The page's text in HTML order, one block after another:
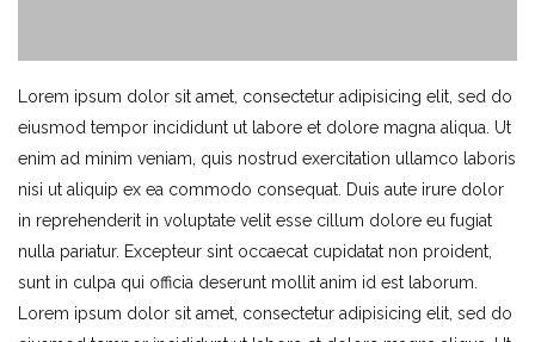
Lorem ipsum dolor sit amet, consectetur adipisicing elit, sed do
eiusmod tempor incididunt ut labore et dolore magna aliqua. Ut
enim ad minim veniam, quis nostrud exercitation ullamco laboris
nisi ut aliquip ex ea commodo consequat. Duis aute irure dolor
in reprehenderit in voluptate velit esse cillum dolore eu fugiat
nulla pariatur. Excepteur sint occaecat cupidatat non proident,
sunt in culpa qui officia deserunt mollit anim id est laborum.
Lorem ipsum dolor sit amet, consectetur adipisicing elit, sed do